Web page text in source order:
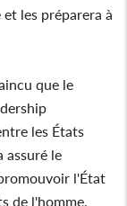
les préparera à
que le
les États
assuré le
l'État
de l'homme.